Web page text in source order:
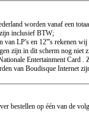
worden vanaf een
inclusief BTW;
van LP's en 12'''s rekenen
zijn in dit scherm nog niet
Entertainment Card .
van Boudisque Internet
bestellen op één van de